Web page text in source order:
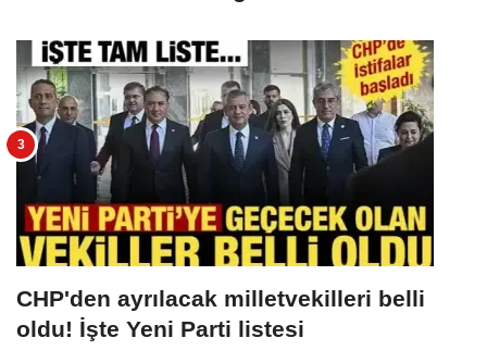
CHP'den ayrılacak milletvekilleri belli
oldu! İşte Yeni Parti listesi